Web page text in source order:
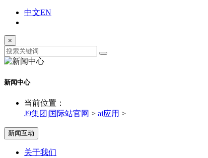
中文EN
×
新闻中心
当前位置：
J9集团|国际站官网 > ai应用 >
新闻互动
关于我们